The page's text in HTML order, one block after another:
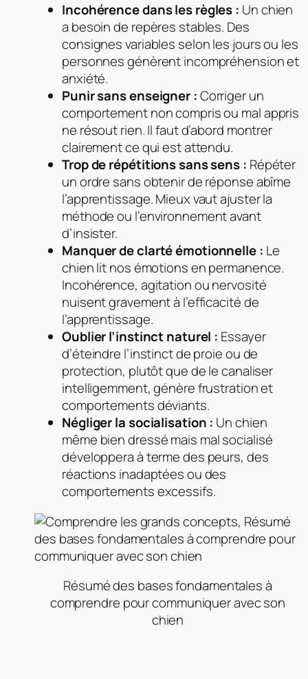
Incohérence dans les règles : Un chien
a besoin de repères stables. Des
consignes variables selon les jours ou les
personnes génèrent incompréhension et
anxiété.
Punir sans enseigner :Corriger un
comportement non compris ou mal appris
ne résout rien. Il faut d’abord montrer
clairement ce qui est attendu.
Trop de répétitions sans sens : Répéter
un ordre sans obtenir de réponse abîme
l’apprentissage. Mieux vaut ajuster la
méthode ou l’environnement avant
d’insister.
Manquer de clarté émotionnelle : Le
chien lit nos émotions en permanence.
Incohérence, agitation ou nervosité
nuisent gravement à l’efficacité de
l’apprentissage.
Oublier l’instinct naturel : Essayer
d’éteindre l’instinct de proie ou de
protection, plutôt que de le canaliser
intelligemment, génère frustration et
comportements déviants.
Négliger la socialisation : Un chien
même bien dressé mais mal socialisé
développera à terme des peurs, des
réactions inadaptées ou des
comportements excessifs.
Résumé des bases fondamentales à
comprendre pour communiquer avec son
chien